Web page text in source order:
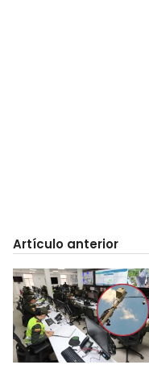
Artículo anterior